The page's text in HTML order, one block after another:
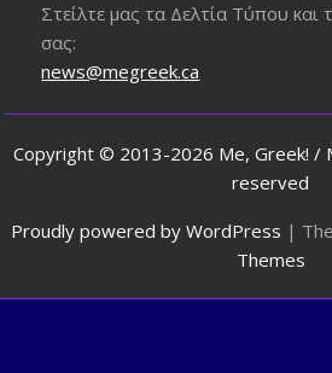
Στείλτε μας τα Δελτία Τύπου και
σας:
news@megreek.ca
Copyright © 2013-2026 Me, Greek! /
reserved
Proudly powered by WordPress |
Themes